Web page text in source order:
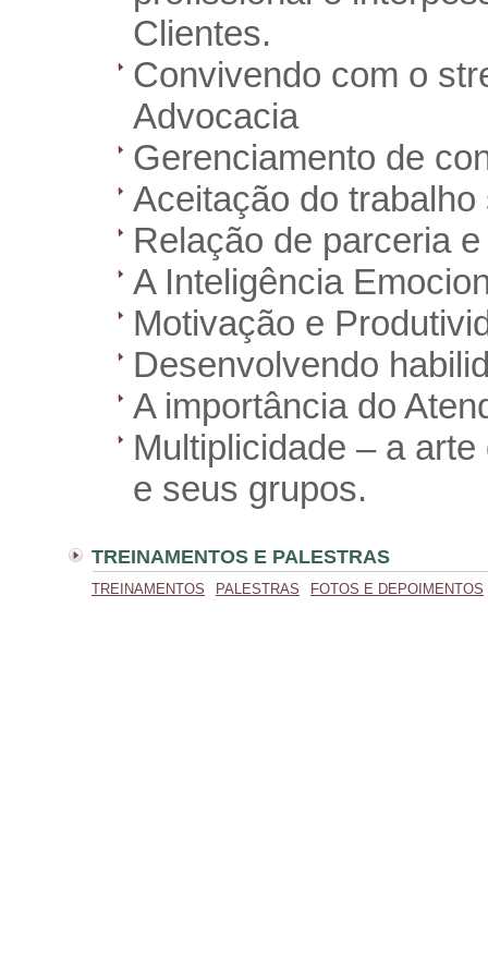
Clientes.
Convivendo com o
Advocacia
Gerenciamento de
Aceitação do
Relação de parceria
A Inteligência
Motivação e
Desenvolvendo
A importância do
Multiplicidade – a
e seus grupos.
TREINAMENTOS E PALESTRAS
TREINAMENTOS PALESTRAS FOTOS E DEPOIMENTOS